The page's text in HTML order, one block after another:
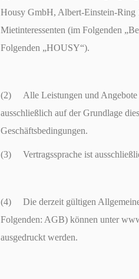
Housy GmbH, Albert-Einstein-Ring
Mietinteressenten (im Folgenden
Folgenden „HOUSY“).
(2) Alle Leistungen und Angebote
ausschließlich auf der Grundlage
Geschäftsbedingungen.
(3) Vertragssprache ist
(4) Die derzeit gültigen
Folgenden: AGB) können unter
ausgedruckt werden.